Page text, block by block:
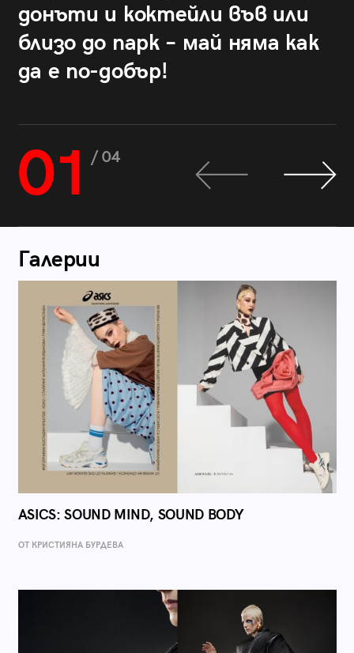
донъти и коктейли във или
близо до парк – май няма как
да е по-добър!
01 / 04
Галерии
ASICS: SOUND MIND, SOUND BODY
ОТ КРИСТИЯНА БУРДЕВА